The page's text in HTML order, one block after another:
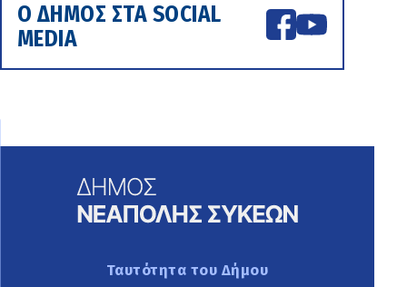
Ο ΔΗΜΟΣ ΣΤΑ SOCIAL
MEDIA
Ταυτότητα του Δήμου